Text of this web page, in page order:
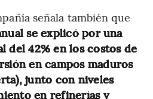
señala también que
se explicó por una
del 42% en los costos de
en campos maduros
junto con niveles
en refinerías y